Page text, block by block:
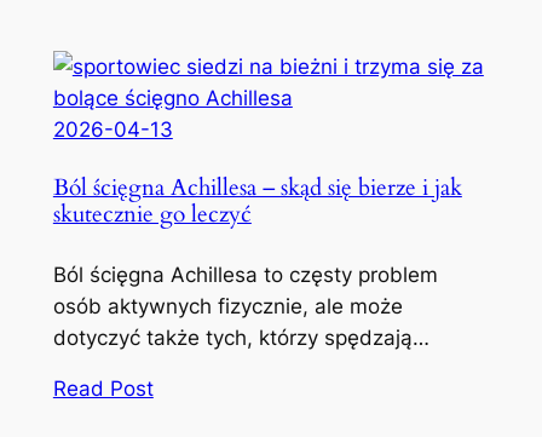
2026-04-13
Ból ścięgna Achillesa – skąd się bierze i jak
skutecznie go leczyć
Ból ścięgna Achillesa to częsty problem
osób aktywnych fizycznie, ale może
dotyczyć także tych, którzy spędzają…
Read Post